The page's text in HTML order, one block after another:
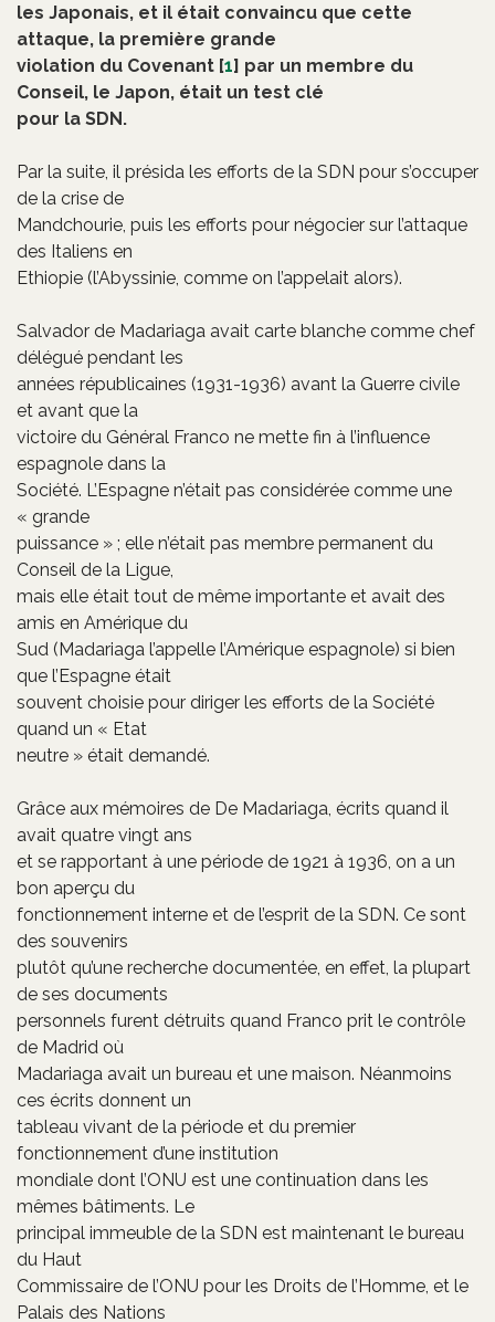
les Japonais, et il était convaincu que cette
attaque, la première grande
violation du Covenant [1] par un membre du
Conseil, le Japon, était un test clé
pour la SDN.
Par la suite, il présida les efforts de la SDN pour s’occuper
de la crise de
Mandchourie, puis les efforts pour négocier sur l’attaque
des Italiens en
Ethiopie (l’Abyssinie, comme on l’appelait alors).
Salvador de Madariaga avait carte blanche comme chef
délégué pendant les
années républicaines (1931-1936) avant la Guerre civile
et avant que la
victoire du Général Franco ne mette fin à l’influence
espagnole dans la
Société. L’Espagne n’était pas considérée comme une
« grande
puissance » ; elle n’était pas membre permanent du
Conseil de la Ligue,
mais elle était tout de même importante et avait des
amis en Amérique du
Sud (Madariaga l’appelle l’Amérique espagnole) si bien
que l’Espagne était
souvent choisie pour diriger les efforts de la Société
quand un « Etat
neutre » était demandé.
Grâce aux mémoires de De Madariaga, écrits quand il
avait quatre vingt ans
et se rapportant à une période de 1921 à 1936, on a un
bon aperçu du
fonctionnement interne et de l’esprit de la SDN. Ce sont
des souvenirs
plutôt qu’une recherche documentée, en effet, la plupart
de ses documents
personnels furent détruits quand Franco prit le contrôle
de Madrid où
Madariaga avait un bureau et une maison. Néanmoins
ces écrits donnent un
tableau vivant de la période et du premier
fonctionnement d’une institution
mondiale dont l’ONU est une continuation dans les
mêmes bâtiments. Le
principal immeuble de la SDN est maintenant le bureau
du Haut
Commissaire de l’ONU pour les Droits de l’Homme, et le
Palais des Nations